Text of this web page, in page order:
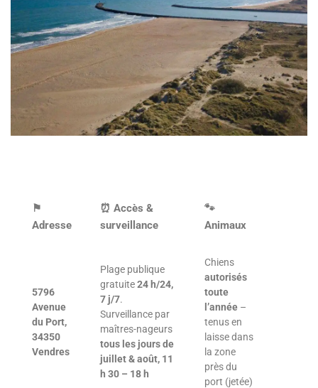
⚑
Adresse
⏰ Accès &
surveillance
🐾
Animaux
5796
Avenue
du Port,
34350
Vendres
Plage publique
gratuite24 h/24,
7 j/7.
Surveillance par
maîtres-nageurs
tous les jours de
juillet & août, 11
h 30 – 18 h
Chiens
autorisés
toute
l’année –
tenus en
laisse dans
la zone
près du
port (jetée)